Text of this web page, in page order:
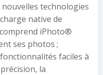
nouvelles technologies
native de
iPhoto®
ses photos ;
faciles à
la